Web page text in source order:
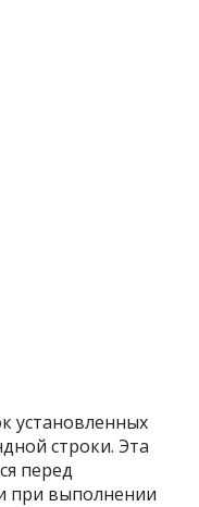
установленных
строки. Эта
перед
при выполнении